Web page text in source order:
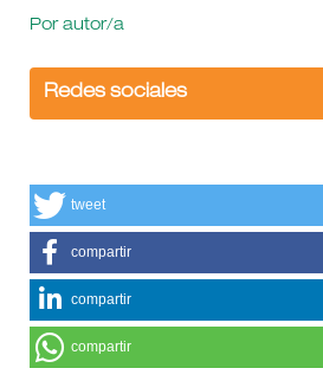
Por autor/a
Redes sociales
tweet
compartir
compartir
compartir